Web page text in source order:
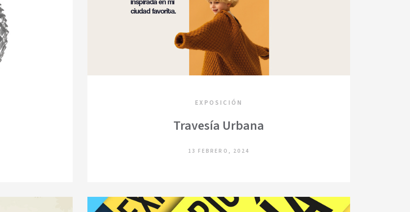
EXPOSICIÓN
Travesía Urbana
13 FEBRERO, 2024